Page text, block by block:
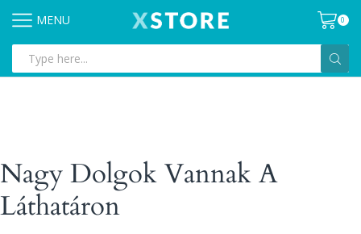
MENU 0
input
Nagy Dolgok Vannak A
Láthatáron